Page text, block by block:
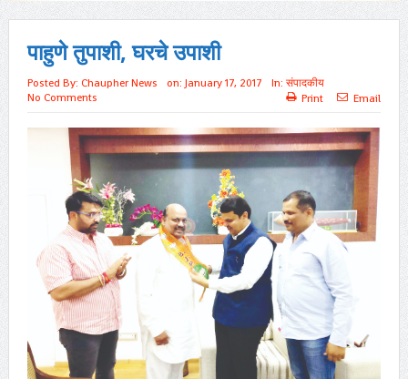
पाहुणे तुपाशी, घरचे उपाशी
Posted By: Chaupher News on: January 17, 2017 In: संपादकीय
No Comments
Print Email